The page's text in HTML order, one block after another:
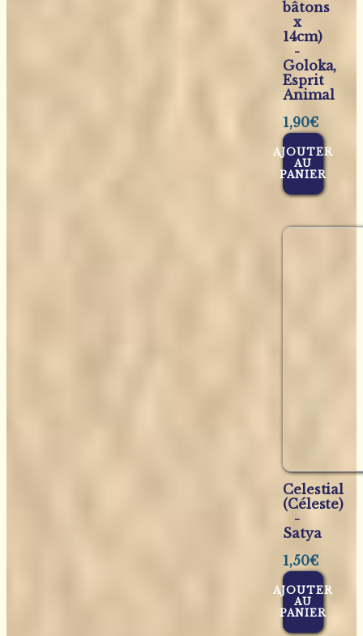
bâtons
x
14cm)
-
Goloka,
Esprit
Animal
1,90€
AJOUTER
AU
PANIER
Celestial
(Céleste)
-
Satya
1,50€
AJOUTER
AU
PANIER